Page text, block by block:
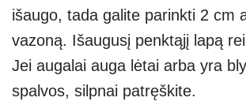
išaugo, tada galite parinkti 2 cm
vazoną. Išaugusį penktąjį lapą
Jei augalai auga lėtai arba yra
spalvos, silpnai patręškite.